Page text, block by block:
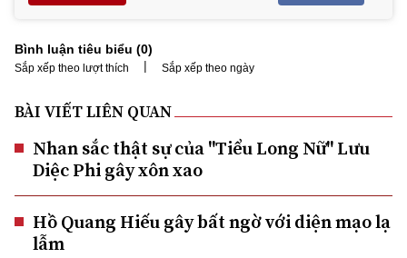
Bình luận tiêu biểu (0)
Sắp xếp theo lượt thích | Sắp xếp theo ngày
BÀI VIẾT LIÊN QUAN
Nhan sắc thật sự của "Tiểu Long Nữ" Lưu
Diệc Phi gây xôn xao
Hồ Quang Hiếu gây bất ngờ với diện mạo lạ
lẫm